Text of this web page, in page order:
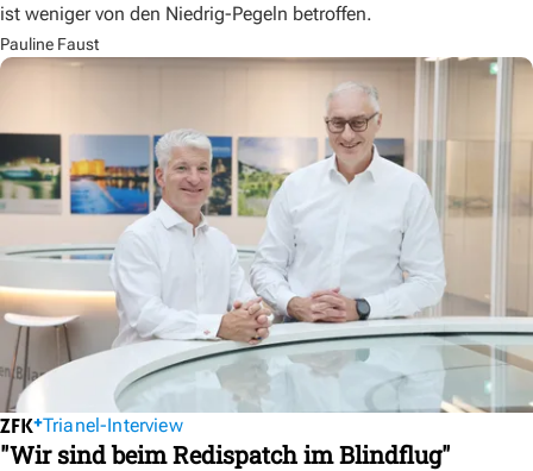
ist weniger von den Niedrig-Pegeln betroffen.
Pauline Faust
Trianel-Interview
"Wir sind beim Redispatch im Blindflug"